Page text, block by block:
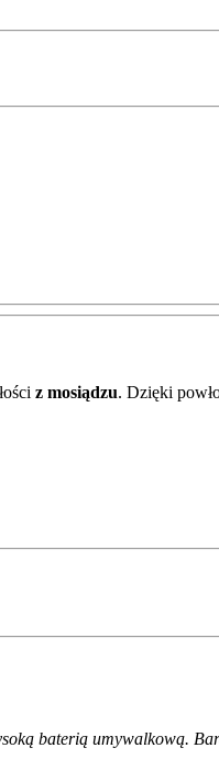
z mosiądzu. Dzięki
baterią umywalkową.